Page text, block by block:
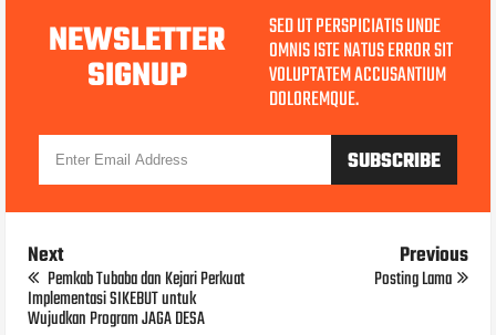
NEWSLETTER
SIGNUP
SED UT PERSPICIATIS UNDE
OMNIS ISTE NATUS ERROR SIT
VOLUPTATEM ACCUSANTIUM
DOLOREMQUE.
Next
Pemkab Tubaba dan Kejari Perkuat
Implementasi SIKEBUT untuk
Wujudkan Program JAGA DESA
Previous
Posting Lama